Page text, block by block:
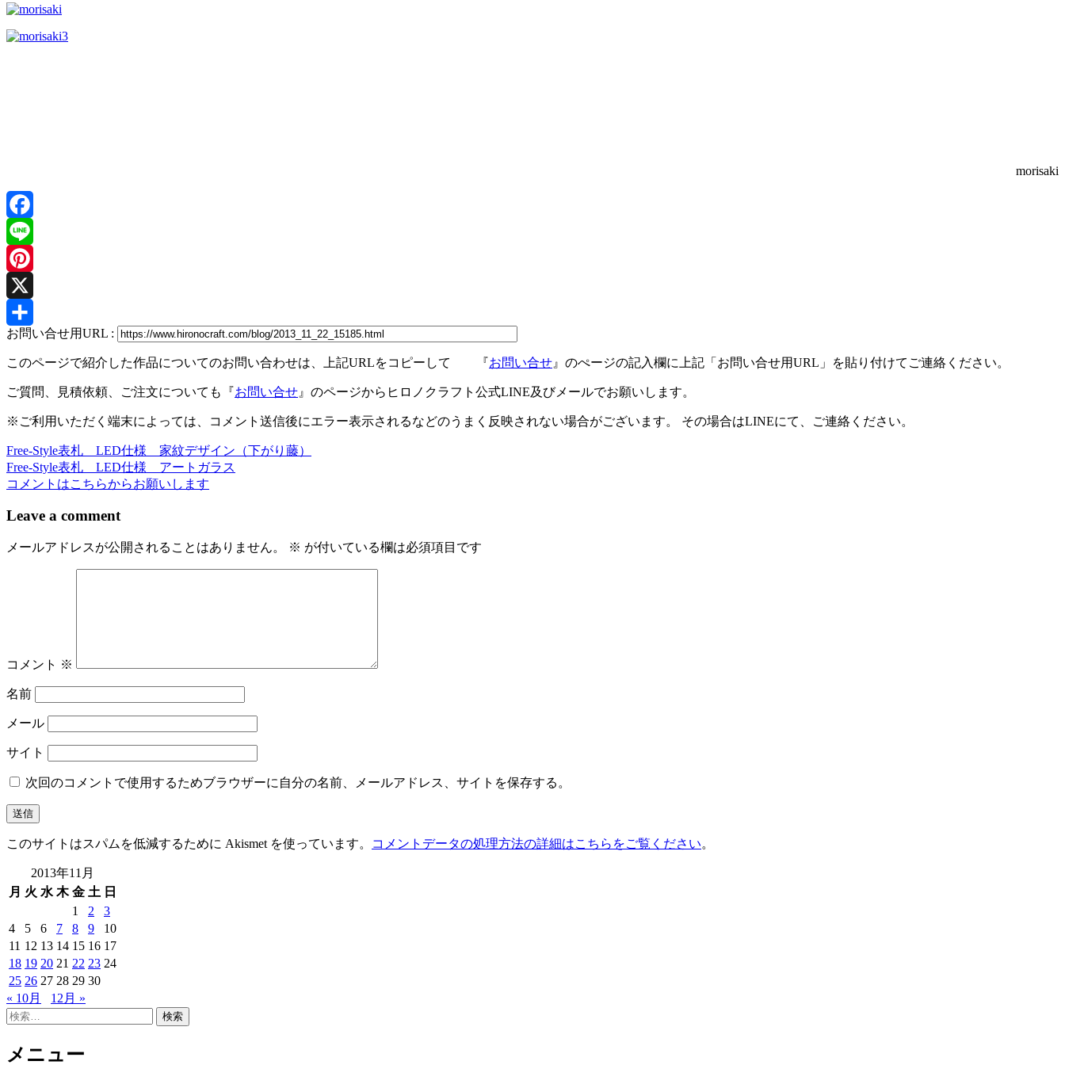
morisaki
Facebook
Line
Pinterest
X
共
有
お問い合せ用URL :
このページで紹介した作品についてのお問い合わせは、上記URLをコピーして 『お問い合せ 』のぺージの記入欄に上記「お問い合せ用URL」を貼り付けてご連絡ください。
ご質問、見積依頼、ご注文についても『お問い合せ 』のページからヒロノクラフト公式LINE及びメールでお願いします。
※ご利用いただく端末によっては、コメント送信後にエラー表示されるなどのうまく反映されない場合がございます。 その場合はLINEにて、ご連絡ください。
投
稿
ナ
ゲ
ン
Free-Style表札 LED仕様 家紋デザイン（下がり藤）
Free-Style表札 LED仕様 アートガラス
コメントはこちらからお願いします
Leave a comment
メールアドレスが公開されることはありません。 ※ が付いている欄は必須項目です
コメント ※
名前
メール
サイト
次回のコメントで使用するためブラウザーに自分の名前、メールアドレス、サイトを保存する。
このサイトはスパムを低減するために Akismet を使っています。 コメントデータの処理方法の詳細はこちらをご覧ください。
2013年11月
月 火 水 木 金 土 日
1
2
3
4
5 6 7 8 9
10
11 12 13 14 15 16 17
18 19 20 21 22 23 24
25 26 27 28 29 30
« 10月
12月 »
検
メニュー